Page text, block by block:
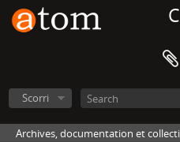
Scorri
Archives, documentation et